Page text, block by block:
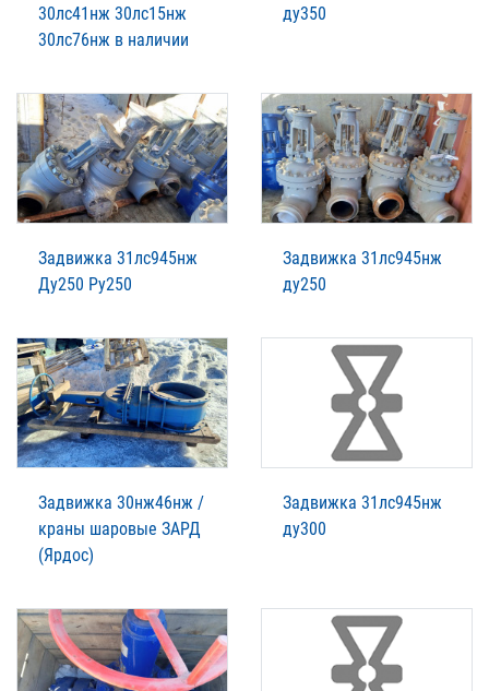
30лс41нж 30лс15нж
30лс76нж в наличии
ду350
Задвижка 31лс945нж
Ду250 Ру250
Задвижка 31лс945нж
ду250
Задвижка 30нж46нж /
краны шаровые ЗАРД
(Ярдос)
Задвижка 31лс945нж
ду300